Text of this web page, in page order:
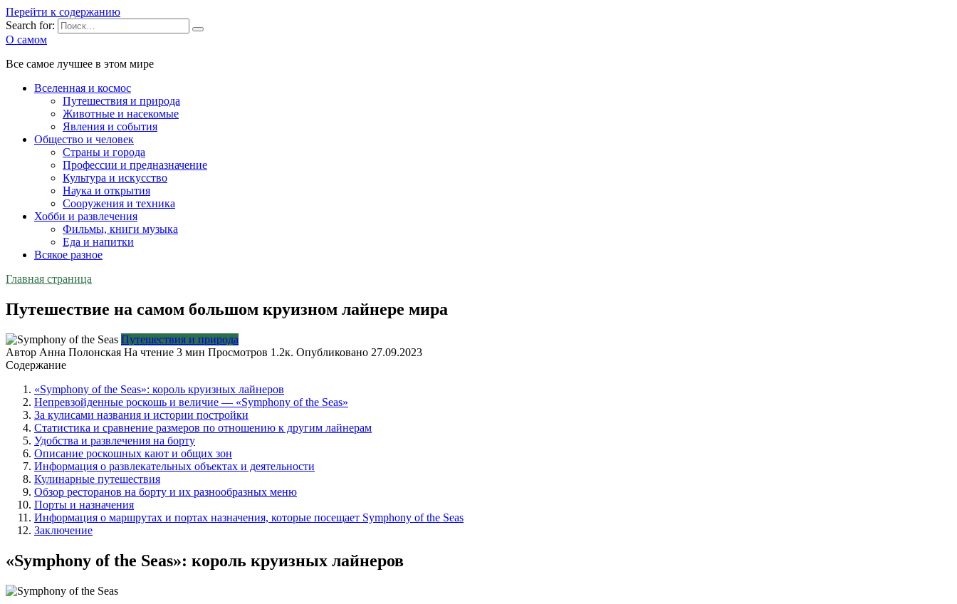
Перейти к содержанию
Search for:
О самом
Все самое лучшее в этом мире
Вселенная и космос
Путешествия и природа
Животные и насекомые
Явления и события
Общество и человек
Страны и города
Профессии и предназначение
Культура и искусство
Наука и открытия
Сооружения и техника
Хобби и развлечения
Фильмы, книги музыка
Еда и напитки
Всякое разное
Главная страница
Путешествие на самом большом круизном лайнере мира
Путешествия и природа
Автор Анна Полонская На чтение 3 мин Просмотров 1.2к. Опубликовано 27.09.2023
Содержание
«Symphony of the Seas»: король круизных лайнеров
Непревзойденные роскошь и величие — «Symphony of the Seas»
За кулисами названия и истории постройки
Статистика и сравнение размеров по отношению к другим лайнерам
Удобства и развлечения на борту
Описание роскошных кают и общих зон
Информация о развлекательных объектах и деятельности
Кулинарные путешествия
Обзор ресторанов на борту и их разнообразных меню
Порты и назначения
Информация о маршрутах и портах назначения, которые посещает Symphony of the Seas
Заключение
«Symphony of the Seas»: король круизных лайнеров